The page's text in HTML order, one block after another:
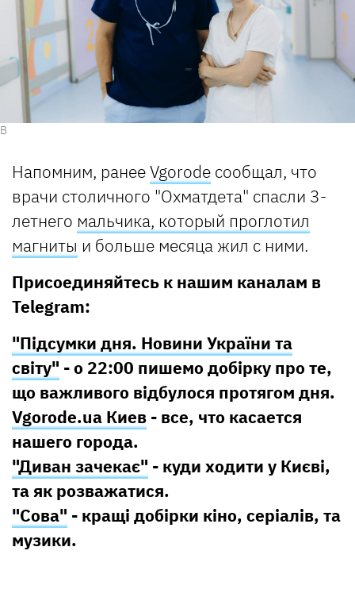
В
Напомним, ранееVgorode сообщал, что
врачи столичного "Охматдета" спасли 3-
летнего мальчика, который проглотил
магниты и больше месяца жил с ними.
Присоединяйтесь к нашим каналам в
Telegram:
"Підсумки дня. Новини України та
світу" - о 22:00 пишемо добірку про те,
що важливого відбулося протягом дня.
Vgorode.ua Киев - все, что касается
нашего города.
"Диван зачекає" - куди ходити у Києві,
та як розважатися.
"Сова" - кращі добірки кіно, серіалів, та
музики.